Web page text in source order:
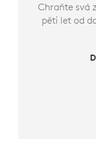
Chraňte svá
pěti let od